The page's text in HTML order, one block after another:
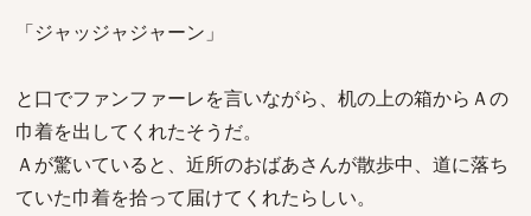
「ジャッジャジャーン」
と口でファンファーレを言いながら、机の上の箱からＡの
巾着を出してくれたそうだ。
Ａが驚いていると、近所のおばあさんが散歩中、道に落ち
ていた巾着を拾って届けてくれたらしい。